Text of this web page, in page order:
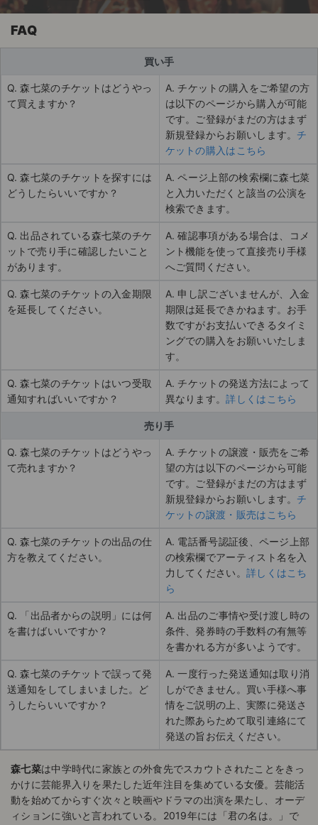
FAQ
買い手
Q. 森七菜のチケットはどうやっ
て買えますか？
A. チケットの購入をご希望の方
は以下のページから購入が可能
です。ご登録がまだの方はまず
新規登録からお願いします。 チ
ケットの購入はこちら
Q. 森七菜のチケットを探すには
どうしたらいいですか？
A. ページ上部の検索欄に森七菜
と入力いただくと該当の公演を
検索できます。
Q. 出品されている森七菜のチケ
ットで売り手に確認したいこと
があります。
A. 確認事項がある場合は、コメ
ント機能を使って直接売り手様
へご質問ください。
Q. 森七菜のチケットの入金期限
を延長してください。
A. 申し訳ございませんが、入金
期限は延長できかねます。お手
数ですがお支払いできるタイミ
ングでの購入をお願いいたしま
す。
Q. 森七菜のチケットはいつ受取
通知すればいいですか？
A. チケットの発送方法によって
異なります。詳しくはこちら
売り手
Q. 森七菜のチケットはどうやっ
て売れますか？
A. チケットの譲渡・販売をご希
望の方は以下のページから可能
です。ご登録がまだの方はまず
新規登録からお願いします。 チ
ケットの譲渡・販売はこちら
Q. 森七菜のチケットの出品の仕
方を教えてください。
A. 電話番号認証後、ページ上部
の検索欄でアーティスト名を入
力してください。 詳しくはこち
ら
Q. 「出品者からの説明」には何
を書けばいいですか？
A. 出品のご事情や受け渡し時の
条件、発券時の手数料の有無等
を書かれる方が多いようです。
Q. 森七菜のチケットで誤って発
送通知をしてしまいました。ど
うしたらいいですか？
A. 一度行った発送通知は取り消
しができません。買い手様へ事
情をご説明の上、実際に発送さ
れた際あらためて取引連絡にて
発送の旨お伝えください。
森七菜は中学時代に家族との外食先でスカウトされたことをきっ
かけに芸能界入りを果たした近年注目を集めている女優。芸能活
動を始めてからすぐ次々と映画やドラマの出演を果たし、オーデ
ィションに強いと言われている。2019年には「君の名は。」で